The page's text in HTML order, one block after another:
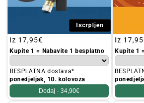
Iscrpljen
Redovna
cijena
Iz 17,95€
Kupite 1 = Nabavite 1 besplatno
BESPLATNA dostava*
ponedjeljak, 10. kolovoza
Dodaj - 34,90€
cijena
Iz
Kupite 1